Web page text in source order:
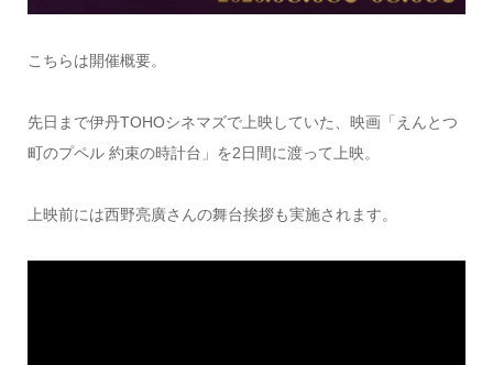
こちらは開催概要。
先日まで伊丹TOHOシネマズで上映していた、映画「えんとつ
町のプペル 約束の時計台」を2日間に渡って上映。
上映前には西野亮廣さんの舞台挨拶も実施されます。